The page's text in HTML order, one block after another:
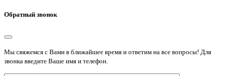
Обратный звонок
Мы свяжемся с Вами в ближайшее время и ответим на все вопросы! Для
звонка введите Ваше имя и телефон.